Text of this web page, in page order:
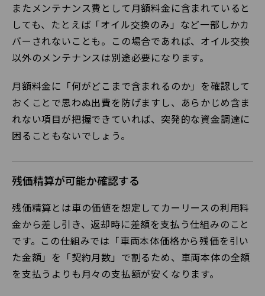
またメンテナンス費として月額料金に含まれていると
しても、たとえば「オイル交換のみ」など一部しかカ
バーされないことも。この場合であれば、オイル交換
以外のメンテナンスは別途必要になります。
月額料金に「何がどこまで含まれるのか」を確認して
おくことで思わぬ出費を防げますし、あらかじめ含ま
れない項目が把握できていれば、突発的な資金調達に
困ることもないでしょう。
残価精算が可能か確認する
残価精算とは車の価値を想定してカーリースの利用料
金から差し引き、返却時に差額を支払う仕組みのこと
です。この仕組みでは「車両本体価格から残価を引い
た金額」を「契約月数」で割るため、車両本体の全額
を支払うよりも月々の支払額が安くなります。